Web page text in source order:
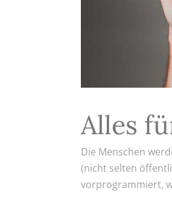
Alles
Die Menschen
(nicht selten
vorprogrammiert,